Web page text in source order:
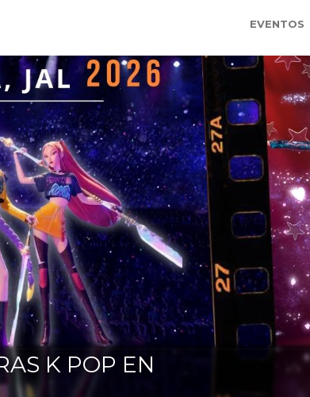
EVENTOS
K POP EN